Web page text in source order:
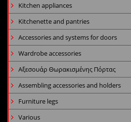
Kitchen appliances
Kitchenette and pantries
Accessories and systems for doors
Wardrobe accessories
Αξεσουάρ Θωρακισμένης Πόρτας
Assembling accessories and holders
Furniture legs
Various